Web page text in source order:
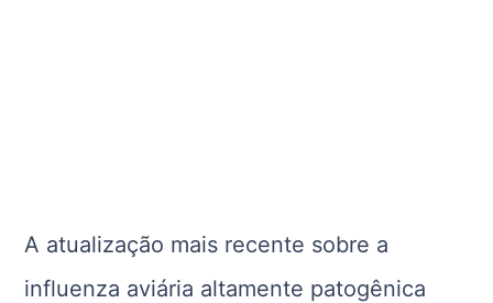
A atualização mais recente sobre a
influenza aviária altamente patogênica